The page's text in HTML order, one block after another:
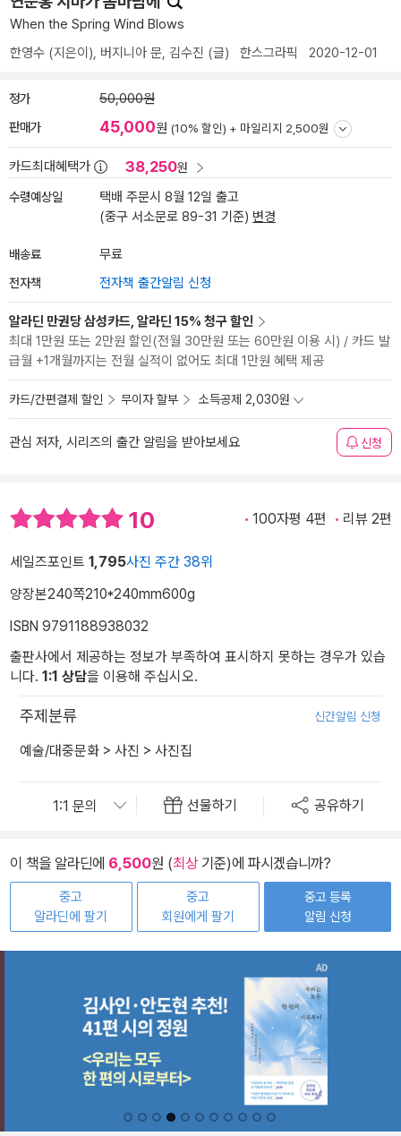
When the Spring Wind Blows
한영수 (지은이), 버지니아 문, 김수진 (글) 한스그라픽 2020-12-01
정가 50,000원
판매가 45,000원 (10% 할인) + 마일리지 2,500원
카드최대혜택가 38,250원
수령예상일
택배 주문시 8월 12일 출고
(중구 서소문로 89-31 기준) 변경
배송료 무료
전자책 전자책 출간알림 신청
알라딘 만권당 삼성카드, 알라딘 15% 청구 할인
최대 1만원 또는 2만원 할인(전월 30만원 또는 60만원 이용 시) / 카드 발
급월 +1개월까지는 전월 실적이 없어도 최대 1만원 혜택 제공
카드/간편결제 할인 무이자 할부 소득공제 2,030원
관심 저자, 시리즈의 출간 알림을 받아보세요 신청
10 100자평 4편 리뷰 2편
세일즈포인트 1,795사진 주간 38위
양장본240쪽210*240mm600g
ISBN 9791188938032
출판사에서 제공하는 정보가 부족하여 표시하지 못하는 경우가 있습
니다. 1:1 상담을 이용해 주십시오.
주제분류 신간알림 신청
예술/대중문화 > 사진 > 사진집
선물하기 공유하기
이 책을 알라딘에 6,500원 (최상기준)에 파시겠습니까?
중고
알라딘에 팔기
중고
회원에게 팔기
중고 등록
알림 신청